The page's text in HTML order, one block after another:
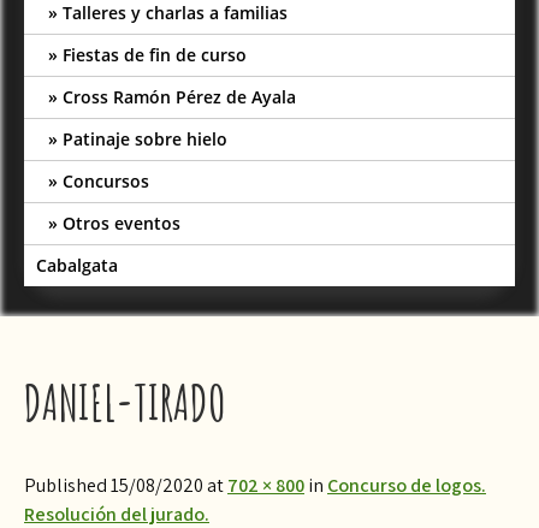
Talleres y charlas a familias
Fiestas de fin de curso
Cross Ramón Pérez de Ayala
Patinaje sobre hielo
Concursos
Otros eventos
Cabalgata
DANIEL-TIRADO
Published 15/08/2020 at702 × 800in Concurso de logos.
Resolución del jurado.